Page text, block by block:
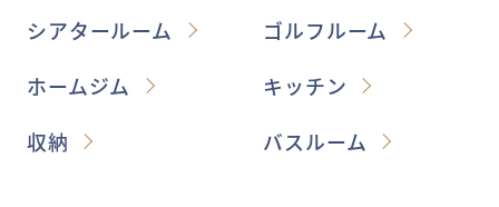
シアタールーム
ゴルフルーム
ホームジム
キッチン
収納
バスルーム